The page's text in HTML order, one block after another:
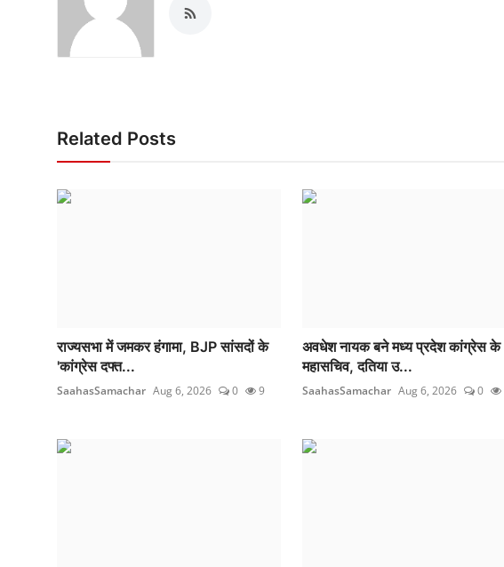
Related Posts
राज्यसभा में जमकर हंगामा, BJP सांसदों के
'कांग्रेस दफ्त...
SaahasSamachar Aug 6, 2026 0 9
अवधेश नायक बने मध्य प्रदेश कांग्रेस के
महासचिव, दतिया उ...
SaahasSamachar Aug 6, 2026 0